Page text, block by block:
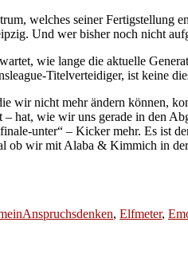
welches seiner Fertigstellung
Und wer bisher noch nicht
wie lange die aktuelle
Titelverteidiger, ist keine
wir nicht mehr ändern können,
hat, wie wir uns gerade in den
unter“ – Kicker mehr. Es ist
ob wir mit Alaba & Kimmich in
Schlagwörter
Anspruchsdenken, Elfmeter,